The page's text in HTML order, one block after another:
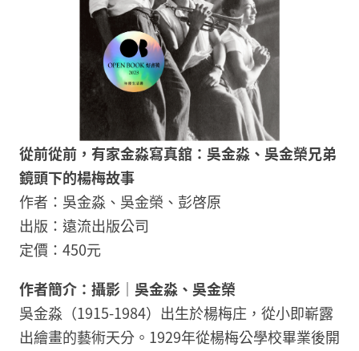
從前從前，有家金淼寫真舘：吳金淼、吳金榮兄弟
鏡頭下的楊梅故事
作者：吳金淼、吳金榮、彭啓原
出版：遠流出版公司
定價：450元
作者簡介：攝影｜吳金淼、吳金榮​
吳金淼（1915-1984）出生於楊梅庄，從小即嶄露
出繪畫的藝術天分。1929年從楊梅公學校畢業後開